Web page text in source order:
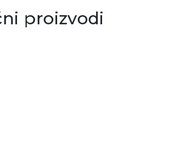
proizvodi